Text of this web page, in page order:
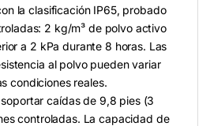
la clasificación IP65, probado
2 kg/m³ de polvo activo
a 2 kPa durante 8 horas. Las
al polvo pueden variar
condiciones reales.
caídas de 9,8 pies (3
controladas. La capacidad de